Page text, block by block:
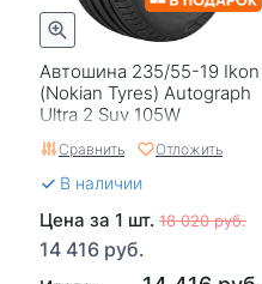
Автошина 235/55-19 Ikon
(Nokian Tyrеs) Autograph
Ultra 2 Suv 105W
Сравнить Отложить
В наличии
Цена за 1 шт. 18 020 руб.
14 416 руб.